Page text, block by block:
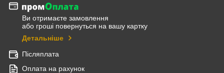
Ви отримаєте замовлення
або гроші повернуться на вашу картку
Детальніше
Післяплата
Оплата на рахунок